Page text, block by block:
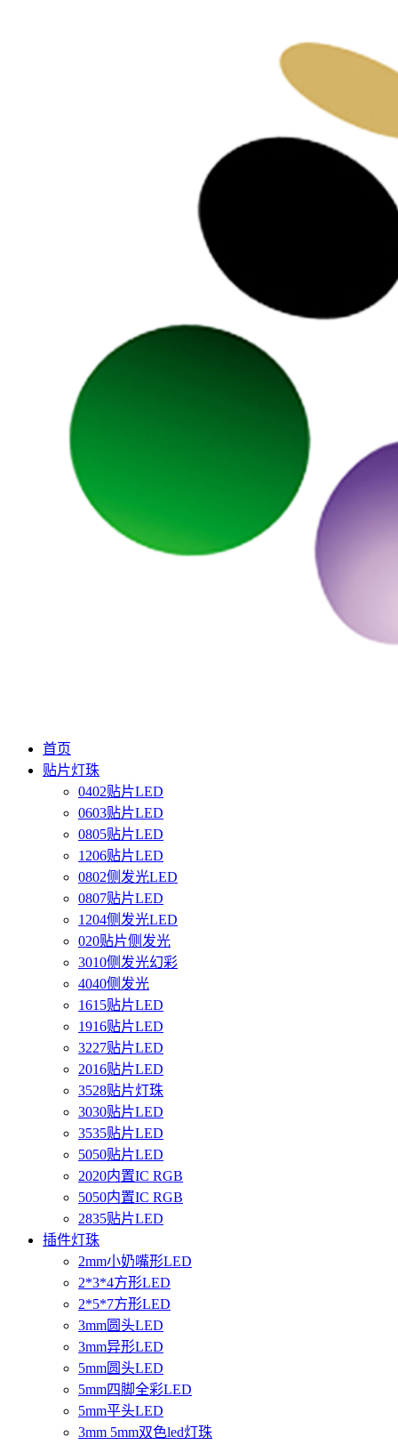
首页
贴片灯珠
0402贴片LED
0603贴片LED
0805贴片LED
1206贴片LED
0802侧发光LED
0807贴片LED
1204侧发光LED
020贴片侧发光
3010侧发光幻彩
4040侧发光
1615贴片LED
1916贴片LED
3227贴片LED
2016贴片LED
3528贴片灯珠
3030贴片LED
3535贴片LED
5050贴片LED
2020内置IC RGB
5050内置IC RGB
2835贴片LED
插件灯珠
2mm小奶嘴形LED
2*3*4方形LED
2*5*7方形LED
3mm圆头LED
3mm异形LED
5mm圆头LED
5mm四脚全彩LED
5mm平头LED
3mm 5mm双色led灯珠